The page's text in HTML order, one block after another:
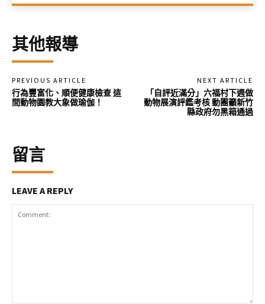
其他報導
PREVIOUS ARTICLE
行為豐富化、順便健康檢查 這
間動物園教大象做瑜伽！
NEXT ARTICLE
「自評近滿分」六福村下週做
動物展演評鑑考核 動團籲新竹
縣政府勿黑箱通過
留言
LEAVE A REPLY